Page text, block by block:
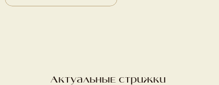
Актуальные стрижки